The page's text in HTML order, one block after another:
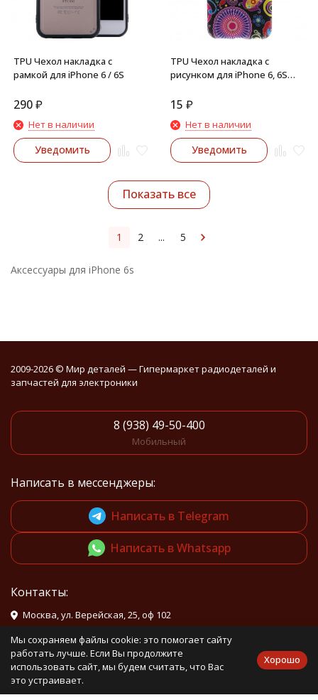
TPU Чехол накладка с
рамкой для iPhone 6 / 6S
290₽
Нет в наличии
Уведомить
TPU Чехол накладка с
рисунком для iPhone 6, 6S
15 ₽
Нет в наличии
Уведомить
Показать все
1 2 ... 5
Аксессуары для iPhone 6s
2009-2026 © Мир деталей — Гипермаркет радиодеталей и
запчастей для электроники
8 (938) 49-50-400
Мобильный
Написать в мессенджеры:
Написать в Telegram
Написать в Whatsapp
Контакты:
Москва, ул. Верейская, 25, оф 102
info@mirdetali.ru
Мы сохраняем файлы cookie: это помогает сайту
работать лучше. Если Вы продолжите
использовать сайт, мы будем считать, что Вас
это устраивает.
Хорошо